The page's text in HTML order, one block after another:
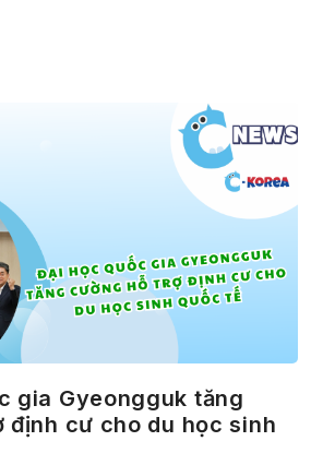
gia Gyeongguk tăng
định cư cho du học sinh